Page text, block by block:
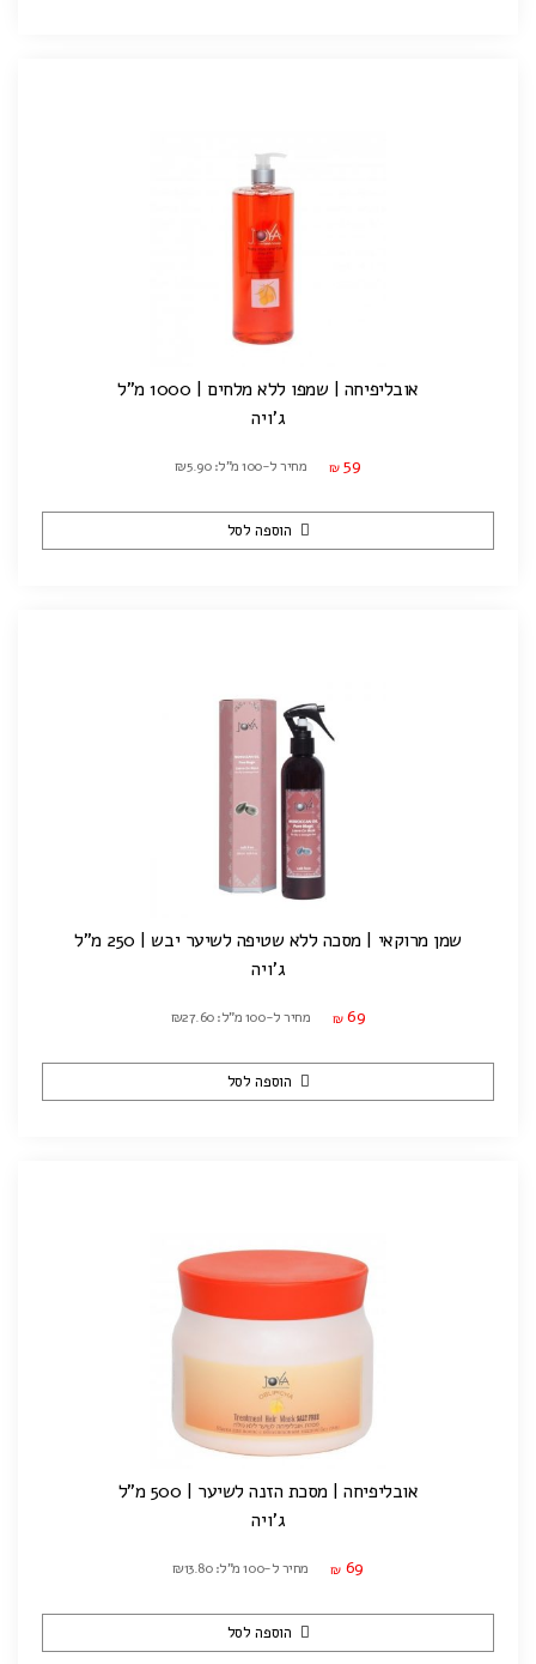
אובליפיחה | שמפו ללא מלחים | 1000 מ"ל
ג'ויה
₪ 59 מחיר ל-100 מ"ל: ₪5.90
הוספה לסל
שמן מרוקאי | מסכה ללא שטיפה לשיער יבש | 250 מ"ל
ג'ויה
₪ 69 מחיר ל-100 מ"ל: ₪27.60
הוספה לסל
אובליפיחה | מסכת הזנה לשיער | 500 מ"ל
ג'ויה
₪ 69 מחיר ל-100 מ"ל: ₪13.80
הוספה לסל